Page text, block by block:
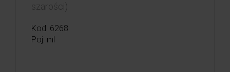
szarości)
Kod: 6268
Poj: ml